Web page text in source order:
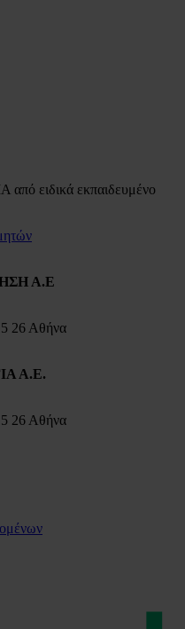
ειδικά εκπαιδευμένο
Α.Ε
26 Αθήνα
Α.Ε.
26 Αθήνα